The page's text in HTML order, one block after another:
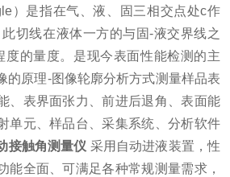
）是指在气、液、固三相交点处c作
切线在液体一方的与固-液交界线之
度的量度。是现今表面性能检测的主
的原理-图像轮廓分析方式测量样品表
、表界面张力、前进后退角、表面能
单元、样品台、采集系统、分析软件
接触角测量仪 采用自动进液装置，性
能全面、可满足各种常规测量需求，